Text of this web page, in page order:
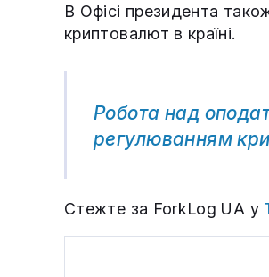
В Офісі президента
криптовалют в країні.
Робота над
регулюванням
Стежте за ForkLog UA у